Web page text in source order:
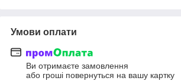
Умови оплати
Ви отримаєте замовлення
або гроші повернуться на вашу картку